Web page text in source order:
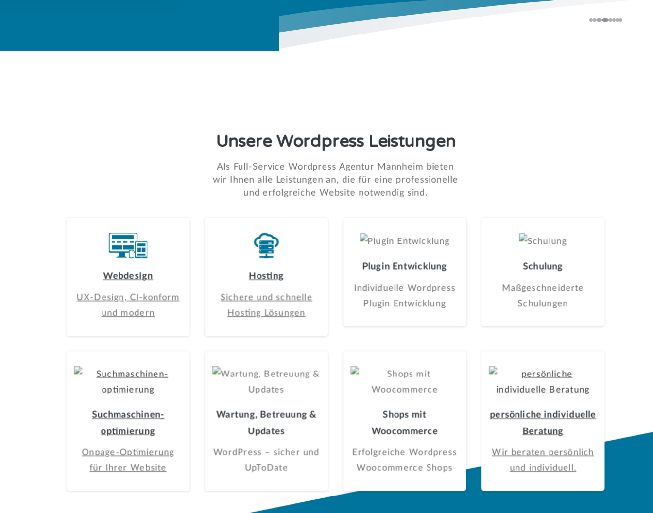
Unsere Wordpress Leistungen
Als Full-Service Wordpress Agentur Mannheim bieten
wir Ihnen alle Leistungen an, die für eine professionelle
und erfolgreiche Website notwendig sind.
Webdesign
UX-Design, CI-konform
und modern
Hosting
Sichere und schnelle
Hosting Lösungen
Plugin Entwicklung
Individuelle Wordpress
Plugin Entwicklung
Schulung
Maßgeschneiderte
Schulungen
Suchmaschinen­
optimierung
Onpage-Optimierung
für Ihrer Website
Wartung, Betreuung &
Updates
WordPress – sicher und
UpToDate
Shops mit
Woocommerce
Erfolgreiche Wordpress
Woocommerce Shops
persönliche individuelle
Beratung
Wir beraten persönlich
und individuell.